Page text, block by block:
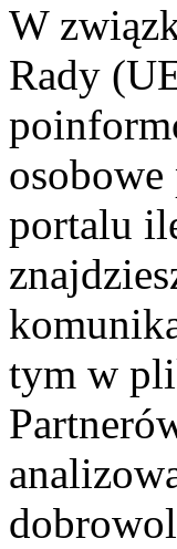
W
Rady
portalu
tym w